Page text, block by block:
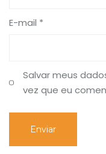
E-mail *
Salvar meus
vez que eu